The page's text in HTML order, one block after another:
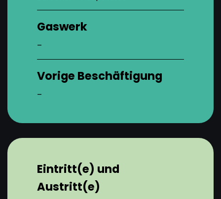
Gaswerk
–
Vorige Beschäftigung
–
Eintritt(e) und
Austritt(e)